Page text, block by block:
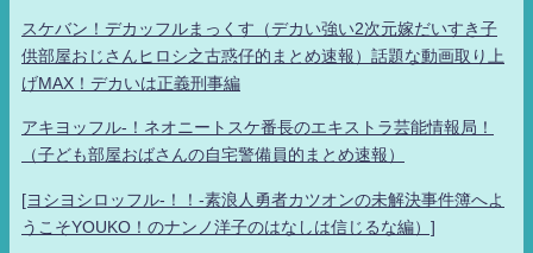
スケバン！デカッフルまっくす（デカい強い2次元嫁だいすき子
供部屋おじさんヒロシ之古惑仔的まとめ速報）話題な動画取り上
げMAX！デカいは正義刑事編
アキヨッフル-！ネオニートスケ番長のエキストラ芸能情報局！
（子ども部屋おばさんの自宅警備員的まとめ速報）
[ヨシヨシロッフル-！！-素浪人勇者カツオンの未解決事件簿へよ
うこそYOUKO！のナンノ洋子のはなしは信じるな編）]